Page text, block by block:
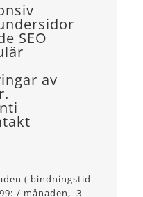
SEO
av
( bindningstid
månaden, 3